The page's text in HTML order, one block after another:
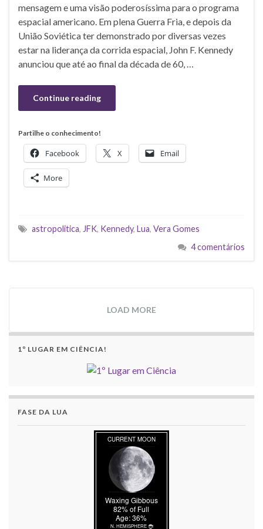
mensagem e uma visão poderosíssima para o programa
espacial americano. Em plena Guerra Fria, e depois da
União Soviética ter demonstrado por diversas vezes
estar na liderança da corrida espacial, John F. Kennedy
anunciou que até ao final da década de 60, …
Continue reading
Partilhe o conhecimento!
Facebook X Email
More
astropolitica, JFK, Kennedy, Lua, Vera Gomes
4 comentários
LOAD MORE
1º LUGAR EM CIÊNCIA!
FASE DA LUA